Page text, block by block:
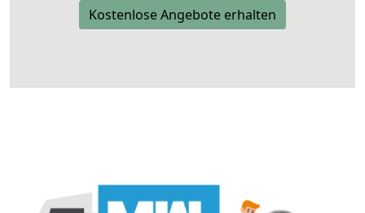
Kostenlose Angebote erhalten